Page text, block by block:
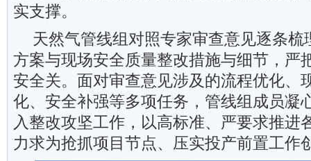
实支撑。
天然气管线组对照专家审查意见逐条梳
方案与现场安全质量整改措施与细节，严
安全关。面对审查意见涉及的流程优化、
化、安全补强等多项任务，管线组成员凝
入整改攻坚工作，以高标准、严要求推进
力求为抢抓项目节点、压实投产前置工作